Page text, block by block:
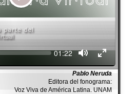
Play
Seek Current
01:22
Pablo Neruda
Editora del fonograma:
Voz Viva de América Latina. UNAM